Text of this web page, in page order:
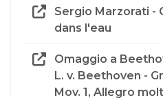
Sergio Marzorati -
dans l'eau
Omaggio a
L. v. Beethoven -
Mov. 1, Allegro